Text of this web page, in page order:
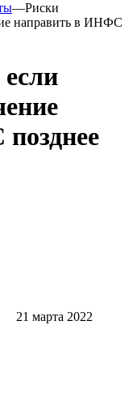
—Риски
направить в ИНФС
21 марта 2022